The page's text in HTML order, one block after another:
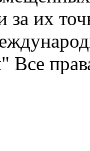
за их
Все